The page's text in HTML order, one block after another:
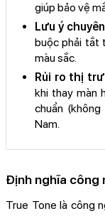
giúp bảo vệ
Lưu ý
buộc phải tắt
màu sắc.
Rủi ro thị
khi thay màn
chuẩn
Nam.
Định nghĩa công
True Tone là công